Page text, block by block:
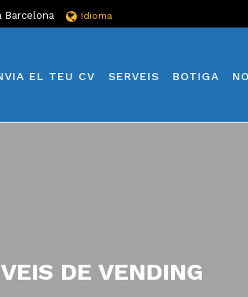
Barcelona Idioma
EL TEU CV SERVEIS BOTIGA
DE VENDING